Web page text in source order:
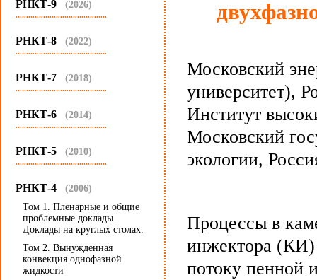
РНКТ-9 (2026)
...........................................
РНКТ-8 (2022)
...........................................
РНКТ-7 (2018)
...........................................
РНКТ-6 (2014)
...........................................
РНКТ-5 (2010)
...........................................
РНКТ-4 (2006)
Том 1. Пленарные и общие
проблемные доклады.
Доклады на круглых столах.
Том 2. Вынужденная
конвекция однофазной
жидкости
Московский
университет),
Институт
Московский
экологии,
Процессы в
инжектора (КИ)
потоку пенной